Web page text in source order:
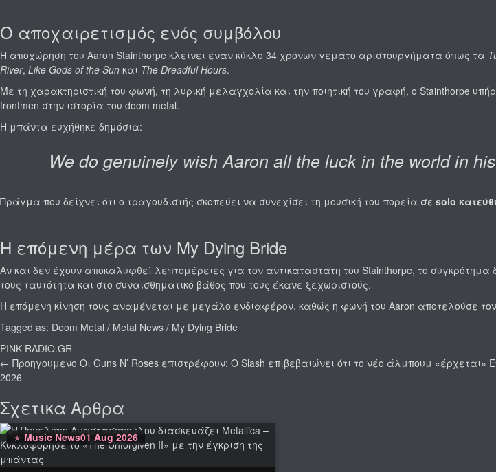
Ο αποχαιρετισμός ενός συμβόλου
Η αποχώρηση του Aaron Stainthorpe κλείνει έναν κύκλο 34 χρόνων γεμάτο αριστουργήματα όπως τα
River, Like Gods of the Sun και The Dreadful Hours.
Με τη χαρακτηριστική του φωνή, τη λυρική μελαγχολία και την ποιητική του γραφή, ο Stainthorpe
frontmen στην ιστορία του doom metal.
Η μπάντα ευχήθηκε δημόσια:
We do genuinely wish Aaron all the luck in the world in
Πράγμα που δείχνει ότι ο τραγουδιστής σκοπεύει να συνεχίσει τη μουσική του πορεία σε solo
Η επόμενη μέρα των My Dying Bride
Αν και δεν έχουν αποκαλυφθεί λεπτομέρειες για τον αντικαταστάτη του Stainthorpe, το συγκρότημα
τους ταυτότητα και στο συναισθηματικό βάθος που τους έκανε ξεχωριστούς.
Η επόμενη κίνηση τους αναμένεται με μεγάλο ενδιαφέρον, καθώς η φωνή του Aaron αποτελούσε
Tagged as: Doom Metal / Metal News / My Dying Bride
PINK-RADIO.GR
← Προηγουμενο Οι Guns N’ Roses επιστρέφουν: Ο Slash επιβεβαιώνει ότι το νέο άλμπουμ «έρχεται»
2026
Σχετικα Αρθρα
Music News01 Aug 2026